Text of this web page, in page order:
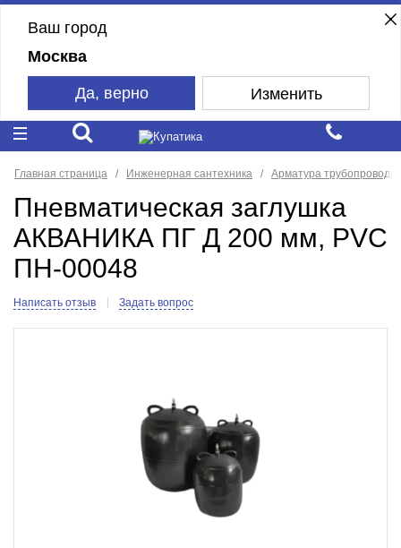
Ваш город
Москва
Да, верно Изменить
Главная страница Инженерная сантехника Арматура
Пневматическая заглушка
АКВАНИКА ПГ Д 200 мм, PVC
ПН-00048
Написать отзыв Задать вопрос